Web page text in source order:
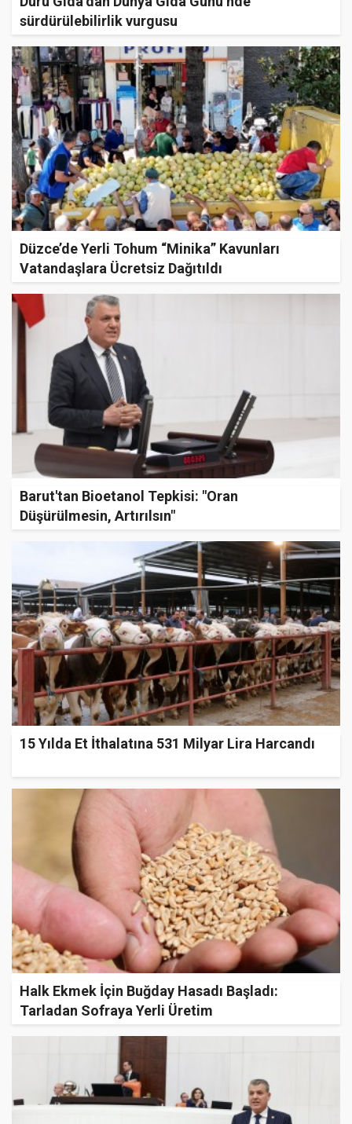
sürdürülebilirlik vurgusu
Düzce’de Yerli Tohum “Minika” Kavunları
Vatandaşlara Ücretsiz Dağıtıldı
Barut'tan Bioetanol Tepkisi: "Oran
Düşürülmesin, Artırılsın"
15 Yılda Et İthalatına 531 Milyar Lira Harcandı
Halk Ekmek İçin Buğday Hasadı Başladı:
Tarladan Sofraya Yerli Üretim